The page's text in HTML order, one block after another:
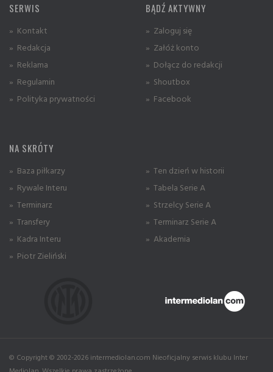
SERWIS
» Kontakt
» Redakcja
» Reklama
» Regulamin
» Polityka prywatności
BĄDŹ AKTYWNY
» Zaloguj się
» Załóż konto
» Dołącz do redakcji
» Shoutbox
» Facebook
NA SKRÓTY
» Baza piłkarzy
» Rywale Interu
» Terminarz
» Transfery
» Kadra Interu
» Piotr Zieliński
» Ten dzień w historii
» Tabela Serie A
» Strzelcy Serie A
» Terminarz Serie A
» Akademia
© Copyright © 2002-2026 intermediolan.com Nieoficjalny serwis klubu Inter